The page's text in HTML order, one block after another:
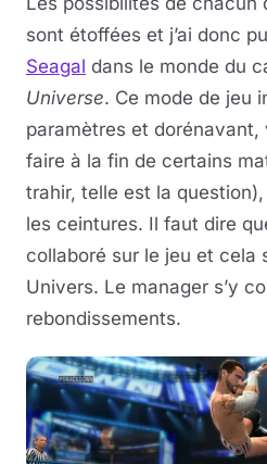
sont étoffées et j’ai donc
Seagal dans le monde du
Universe. Ce mode de jeu
paramètres et
faire à la fin de certains
trahir, telle est la
les ceintures. Il faut dire
collaboré sur le jeu et cela
Univers. Le manager s’y
rebondissements.